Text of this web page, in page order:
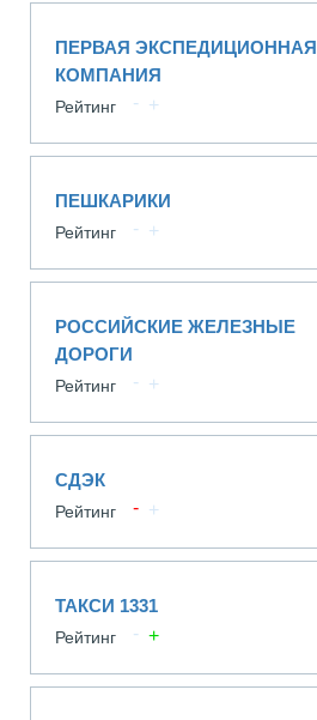
ПЕРВАЯ ЭКСПЕДИЦИОННАЯ
КОМПАНИЯ
Рейтинг
ПЕШКАРИКИ
Рейтинг
РОССИЙСКИЕ ЖЕЛЕЗНЫЕ
ДОРОГИ
Рейтинг
СДЭК
Рейтинг
ТАКСИ 1331
Рейтинг